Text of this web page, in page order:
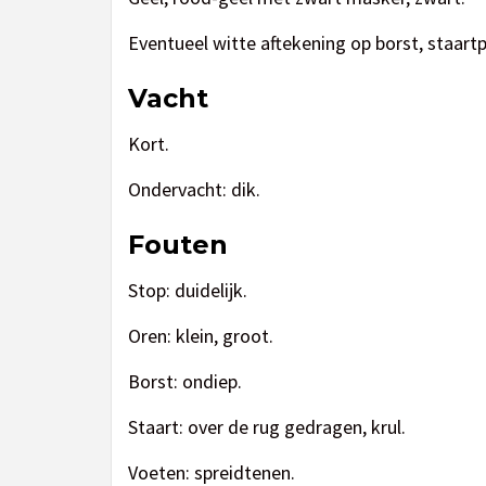
Eventueel witte aftekening op borst,
Vacht
Kort.
Ondervacht: dik.
Fouten
Stop: duidelijk.
Oren: klein, groot.
Borst: ondiep.
Staart: over de rug gedragen, krul.
Voeten: spreidtenen.